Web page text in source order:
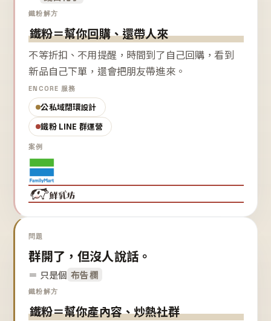
鐵粉解方
鐵粉＝幫你回購、還帶人來
不等折扣、不用提醒，時間到了自己回購，看到
新品自己下單，還會把朋友帶進來。
ENCORE 服務
公私域閉環設計
鐵粉 LINE 群運營
案例
問題
群開了，但沒人說話。
＝ 只是個 布告欄
鐵粉解方
鐵粉＝幫你產內容、炒熱社群